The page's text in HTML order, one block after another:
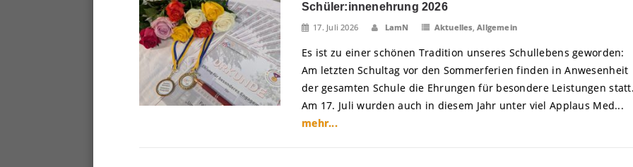
Schüler:innenehrung 2026
17. Juli 2026 LamN Aktuelles,Allgemein
Es ist zu einer schönen Tradition unseres Schullebens geworden:
Am letzten Schultag vor den Sommerferien finden in Anwesenheit
der gesamten Schule die Ehrungen für besondere Leistungen statt.
Am 17. Juli wurden auch in diesem Jahr unter viel Applaus Med...
mehr...